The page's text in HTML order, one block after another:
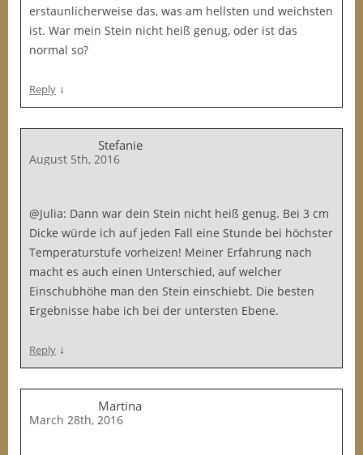
erstaunlicherweise das, was am hellsten und weichsten
ist. War mein Stein nicht heiß genug, oder ist das
normal so?
Reply ↓
Stefanie
August 5th, 2016
@Julia: Dann war dein Stein nicht heiß genug. Bei 3 cm
Dicke würde ich auf jeden Fall eine Stunde bei höchster
Temperaturstufe vorheizen! Meiner Erfahrung nach
macht es auch einen Unterschied, auf welcher
Einschubhöhe man den Stein einschiebt. Die besten
Ergebnisse habe ich bei der untersten Ebene.
Reply ↓
Martina
March 28th, 2016